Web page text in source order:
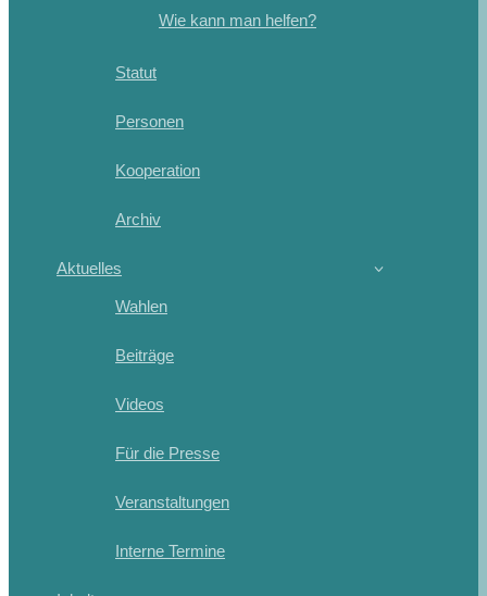
Wie kann man helfen?
Statut
Personen
Kooperation
Archiv
Aktuelles
Wahlen
Beiträge
Videos
Für die Presse
Veranstaltungen
Interne Termine